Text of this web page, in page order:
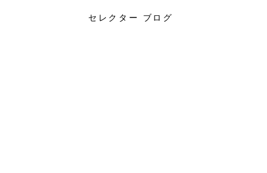
セレクター ブログ